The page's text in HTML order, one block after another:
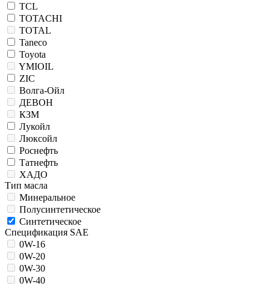
TCL
TOTACHI
TOTAL
Taneco
Toyota
YMIOIL
ZIC
Волга-Ойл
ДЕВОН
КЗМ
Лукойл
Люксойл
Роснефть
Татнефть
ХАДО
Тип масла
Минеральное
Полусинтетическое
Синтетическое
Спецификация SAE
0W-16
0W-20
0W-30
0W-40